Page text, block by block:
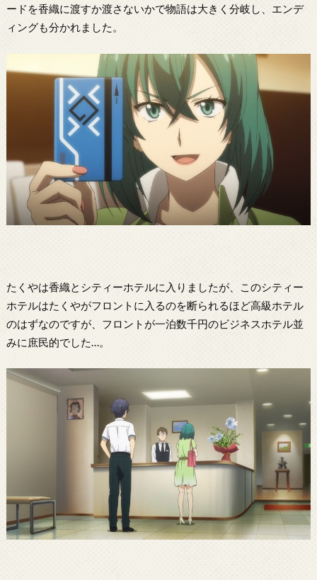
ードを香織に渡すか渡さないかで物語は大きく分岐し、エンデ
ィングも分かれました。
たくやは香織とシティーホテルに入りましたが、このシティー
ホテルはたくやがフロントに入るのを断られるほど高級ホテル
のはずなのですが、フロントが一泊数千円のビジネスホテル並
みに庶民的でした…。